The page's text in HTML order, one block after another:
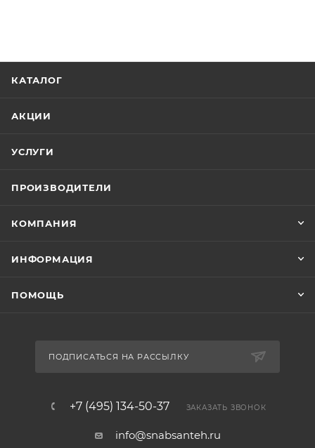
КАТАЛОГ
АКЦИИ
УСЛУГИ
ПРОИЗВОДИТЕЛИ
КОМПАНИЯ
ИНФОРМАЦИЯ
ПОМОЩЬ
ПОДПИСАТЬСЯ НА РАССЫЛКУ
+7 (495) 134-50-37 ЗАКАЗАТЬ ЗВОНОК
info@snabsanteh.ru